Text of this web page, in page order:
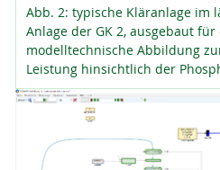
Abb. 2: typische Kläranlage im
Anlage der GK 2, ausgebaut für
modelltechnische Abbildung
Leistung hinsichtlich der